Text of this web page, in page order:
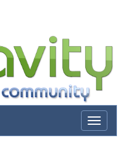
toggle